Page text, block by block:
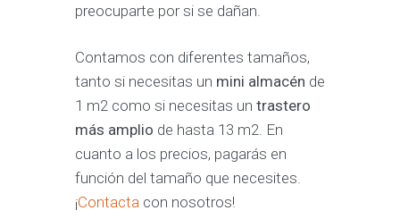
preocuparte por si se dañan.
Contamos con diferentes tamaños,
tanto si necesitas un mini almacén de
1 m2 como si necesitas un trastero
más amplio de hasta 13 m2. En
cuanto a los precios, pagarás en
función del tamaño que necesites.
¡Contacta con nosotros!